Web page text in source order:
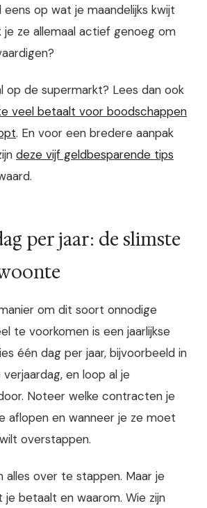
eens op wat je maandelijks kwijt
je ze allemaal actief genoeg om
op de supermarkt? Lees dan ook
veel betaalt voor boodschappen
. En voor een bredere aanpak
deze vijf geldbesparende tips
per jaar: de slimste
om dit soort onnodige
te voorkomen is een jaarlijkse
één dag per jaar, bijvoorbeeld in
en loop al je
Noteer welke contracten je
aflopen en wanneer je ze moet
overstappen.
alles over te stappen. Maar je
betaalt en waarom. Wie zijn